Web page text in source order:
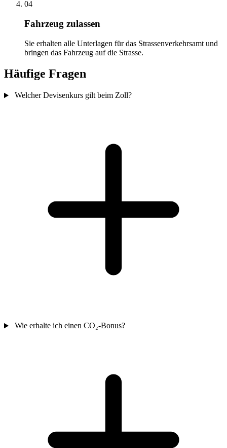
04
Fahrzeug zulassen
Sie erhalten alle Unterlagen für das Strassenverkehrsamt und
bringen das Fahrzeug auf die Strasse.
Häufige Fragen
Welcher Devisenkurs gilt beim Zoll?
Wie erhalte ich einen CO₂-Bonus?